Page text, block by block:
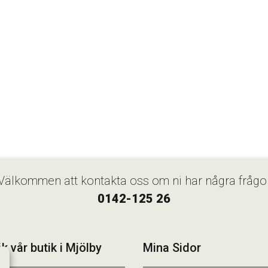
att kontakta oss om ni har några
0142-125 26
vår butik i Mjölby Mina Sidor